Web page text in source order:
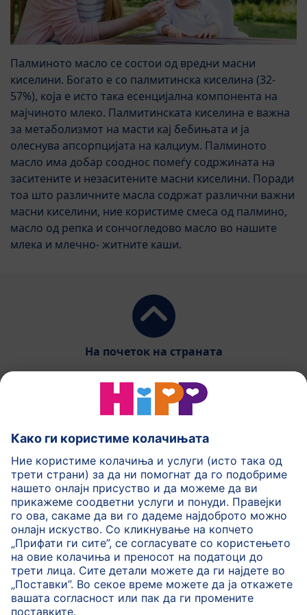
Палминото масло се состои од вредни масни
киселини. Богато е со палмитинска киселина (32-
57%), која е исто така есенцијална компонента на
мајчиното млеко. Палмитинската киселина е важна
за метаболизмот на масти кај бебињата и ја
олеснува апсорпцијата на калциум. Палминото
масло има добар сооднос помеѓу содржината на
заситените и незаситените масни киселини. Поради
тоа што различните масла содржат различни важни
масни киселини, ние користиме смеса од палмино,
масло од репка и сончогледово масло во нашите
млека и млечно- житните каши.
На почеток на страната
HiPP Млечни формули
HiPP Храна за бебиња
HiPP за деца
HiPP Нега за кожа
HiPP Бременост
Политика на приватност
Услови на користење
Импринт
Повеќе за HiPP Контакт